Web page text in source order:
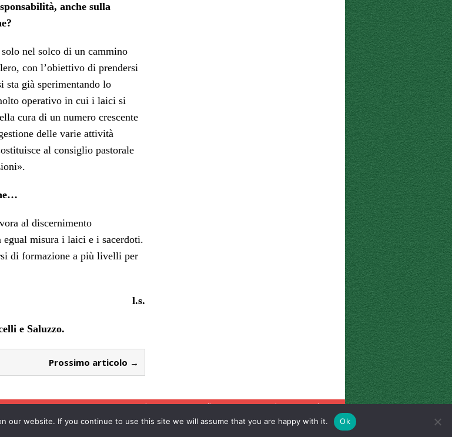
anche sulla
nel solco di un cammino
con l’obiettivo di prendersi
già sperimentando lo
operativo in cui i laici si
cura di un numero crescente
delle varie attività
al consiglio pastorale
al discernimento
egual misura i laici e i sacerdoti.
di formazione a più livelli per
l.s.
e Saluzzo.
Prossimo articolo →
Home Il punto Le pagelle Corriere eusebiano Radio City
- P. IVA 01584310021 - Via Guala Bicheri, 8 - VERCELLI
our website. If you continue to use this site we will assume that you are happy with it. Ok